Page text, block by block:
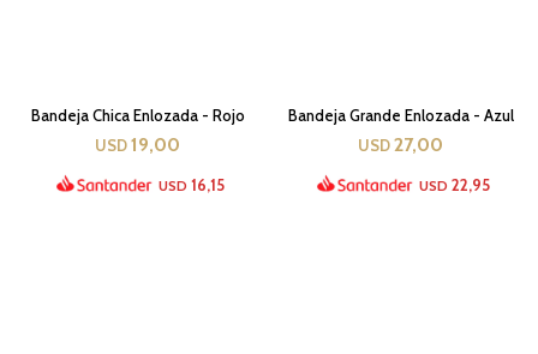
Bandeja Chica Enlozada - Rojo
USD 19,00
USD 16,15
Bandeja Grande Enlozada - Azul
USD 27,00
USD 22,95